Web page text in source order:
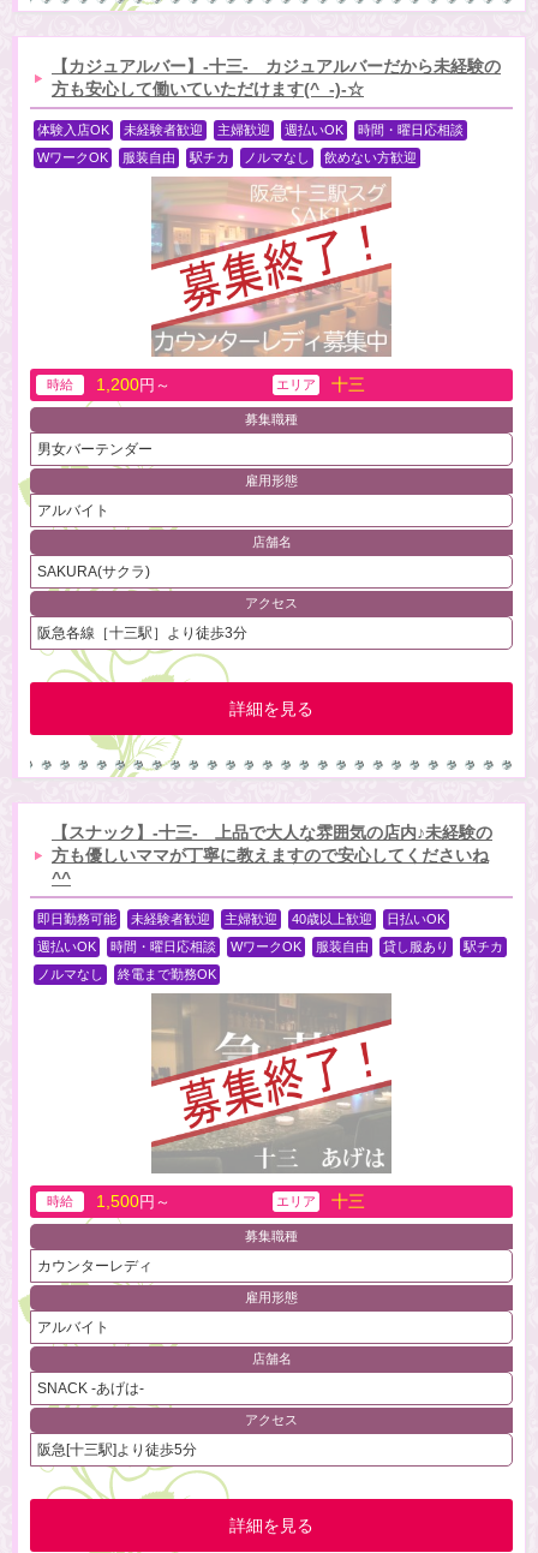
【カジュアルバー】-十三- カジュアルバーだから未経験の
方も安心して働いていただけます(^_-)-☆
体験入店OK 未経験者歓迎 主婦歓迎 週払いOK
時間・曜日応相談
WワークOK
服装自由 駅チカ ノルマなし 飲めない方歓迎
時給 1,200円～ エリア 十三
募集職種
男女バーテンダー
雇用形態
アルバイト
店舗名
SAKURA(サクラ)
アクセス
阪急各線［十三駅］より徒歩3分
詳細を見る
【スナック】-十三- 上品で大人な雰囲気の店内♪未経験の
方も優しいママが丁寧に教えますので安心してくださいね
^^
即日勤務可能 未経験者歓迎 主婦歓迎 40歳以上歓迎
日払いOK
週払いOK
時間・曜日応相談 WワークOK 服装自由 貸し服あり
駅チカ
ノルマなし
終電まで勤務OK
時給 1,500円～ エリア 十三
募集職種
カウンターレディ
雇用形態
アルバイト
店舗名
SNACK -あげは-
アクセス
阪急[十三駅]より徒歩5分
詳細を見る